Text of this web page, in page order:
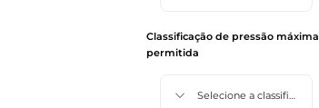
Classificação de pressão máxima
permitida
Selecione a classificação de pressão máxima permitida